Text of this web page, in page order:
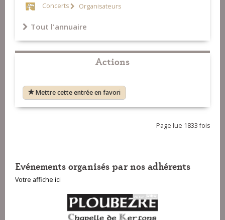
Concerts Organisateurs
Tout l'annuaire
Actions
Mettre cette entrée en favori
Page lue 1833 fois
Evénements organisés par nos adhérents
Votre affiche ici